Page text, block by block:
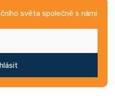
světa společně s námi